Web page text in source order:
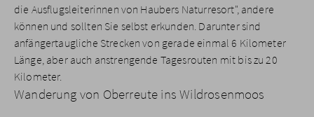
die Ausflugsleiterinnen von Haubers Naturresort", andere
können und sollten Sie selbst erkunden. Darunter sind
anfängertaugliche Strecken von gerade einmal 6 Kilometer
Länge, aber auch anstrengende Tagesrouten mit bis zu 20
Kilometer.
Wanderung von Oberreute ins Wildrosenmoos